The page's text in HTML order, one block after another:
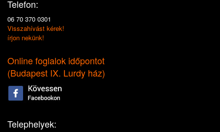
Telefon:
06 70 370 0301
Visszahívást kérek!
írjon nekünk!
Online foglalok időpontot
(Budapest IX. Lurdy ház)
Telephelyek: